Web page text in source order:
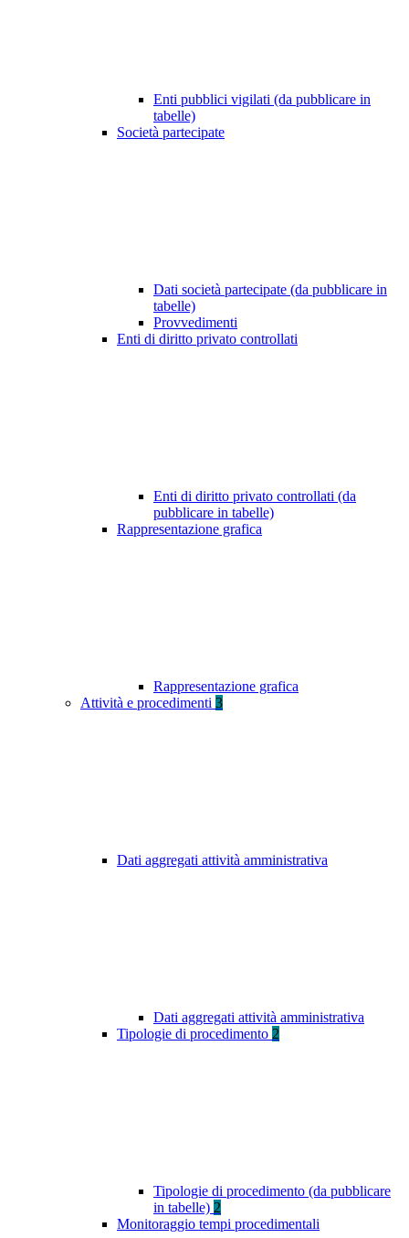
Enti pubblici vigilati (da pubblicare in
tabelle)
Società partecipate
Dati società partecipate (da pubblicare in
tabelle)
Provvedimenti
Enti di diritto privato controllati
Enti di diritto privato controllati (da
pubblicare in tabelle)
Rappresentazione grafica
Rappresentazione grafica
Attività e procedimenti 3
Dati aggregati attività amministrativa
Dati aggregati attività amministrativa
Tipologie di procedimento 2
Tipologie di procedimento (da pubblicare
in tabelle) 2
Monitoraggio tempi procedimentali